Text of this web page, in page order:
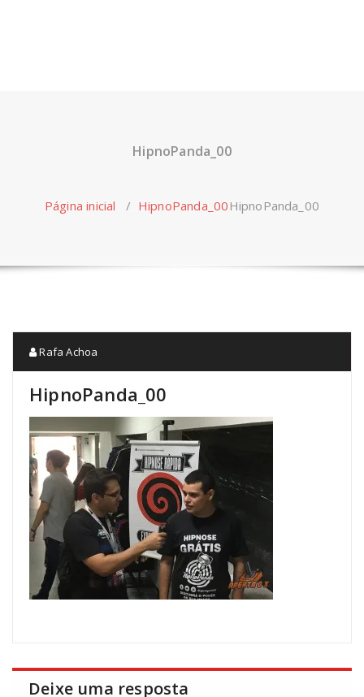
HipnoPanda_00
Página inicial / HipnoPanda_00 HipnoPanda_00
Rafa Achoa
HipnoPanda_00
Deixe uma resposta